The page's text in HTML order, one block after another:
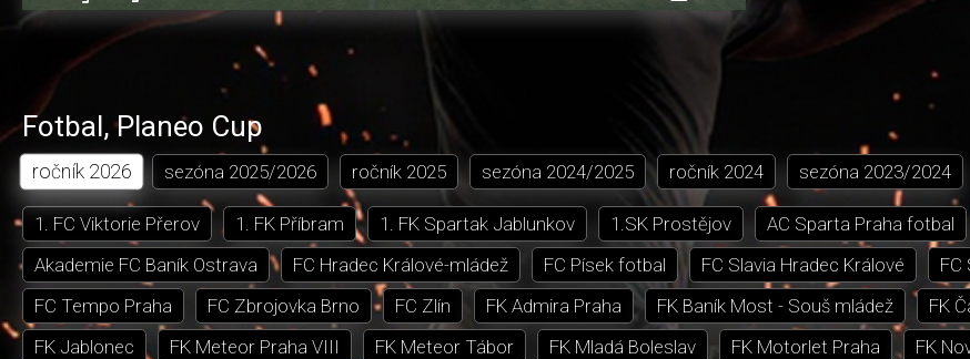
dozadu
sekund
dopředu
5
0.55%
Picture
obrazovka
Fotbal,Planeo Cup
ročník 2026 sezóna 2025/2026 ročník 2025 sezóna 2024/2025 ročník 2024 sezóna 2023/2024
1. FC Viktorie Přerov 1. FK Příbram 1. FK Spartak Jablunkov 1.SK Prostějov AC Sparta Praha fotbal
Akademie FC Baník Ostrava
FC Hradec Králové-mládež FC Písek fotbal FC Slavia Hradec Králové FC
FC Tempo Praha
FC Zbrojovka Brno FC Zlín FK Admira Praha FK Baník Most - Souš mládež FK
FK Jablonec
FK Meteor Praha VIII FK Meteor Tábor FK Mladá Boleslav FK Motorlet Praha FK